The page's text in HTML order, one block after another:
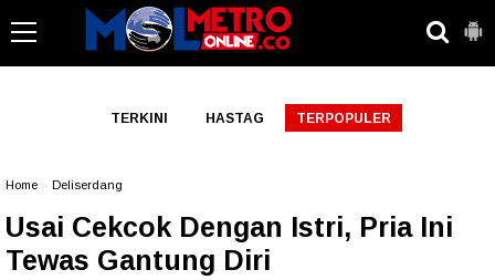
TERKINI HASTAG TERPOPULER
Home Deliserdang
Usai Cekcok Dengan Istri, Pria Ini
Tewas Gantung Diri